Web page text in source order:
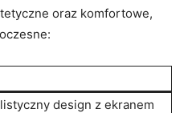
oraz komfortowe,⁢
design ⁣z ekranem⁣